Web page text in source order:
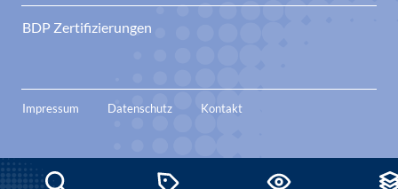
BDP Zertifizierungen
Impressum Datenschutz Kontakt